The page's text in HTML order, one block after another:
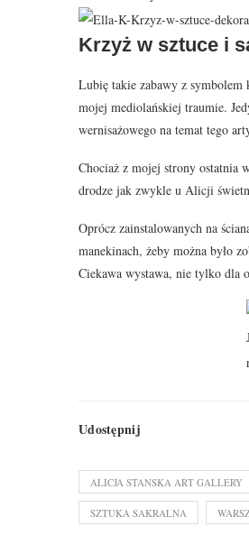
Krzyż w sztuce i
Lubię takie zabawy z symbolem
mojej mediolańskiej traumie.
wernisażowego na temat tego
Chociaż z mojej strony ostatnia
drodze jak zwykle u Alicji
Oprócz zainstalowanych na
manekinach, żeby można było
Ciekawa wystawa, nie tylko dla
Udostępnij
ALICJA STANSKA ART GALLERY
SZTUKA SAKRALNA